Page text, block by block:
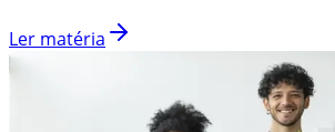
Ler matéria